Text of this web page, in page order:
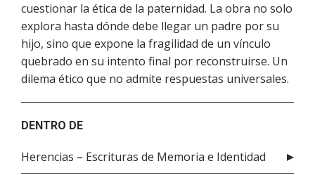
cuestionar la ética de la paternidad. La obra no solo
explora hasta dónde debe llegar un padre por su
hijo, sino que expone la fragilidad de un vínculo
quebrado en su intento final por reconstruirse. Un
dilema ético que no admite respuestas universales.
DENTRO DE
Herencias – Escrituras de Memoria e Identidad